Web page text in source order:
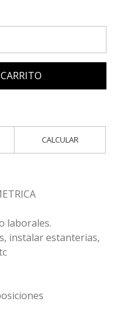
CALCULAR
laborales.
instalar estanterias,